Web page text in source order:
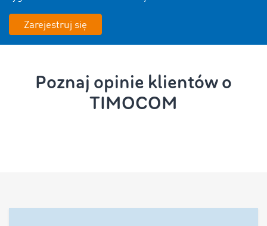
Zarejestruj się
Poznaj opinie klientów o
TIMOCOM